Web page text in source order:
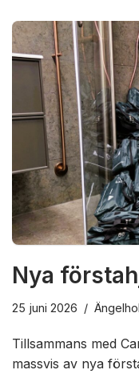
Nya
25 juni 2026
Tillsammans med
massvis av nya